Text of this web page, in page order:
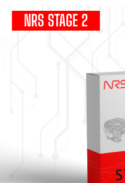
NRS STAGE 2